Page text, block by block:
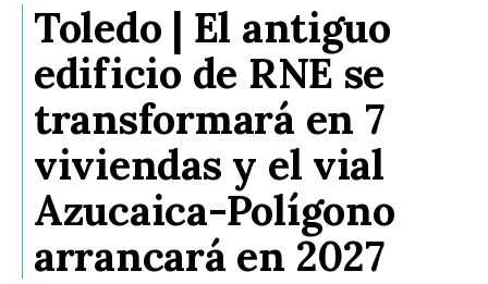
Toledo | El antiguo
edificio de RNE se
transformará en 7
viviendas y el vial
Azucaica-Polígono
arrancará en 2027